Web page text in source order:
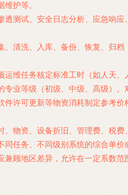
护等。
透测试、安全日志分析、应急响应
、清洗、入库、备份、恢复、归档
运维任务核定标准工时（如人天、
专业等级（初级、中级、高级）。
件许可更新等物资消耗制定参考价
、物资、设备折旧、管理费、税费
同任务、不同级别系统的综合单价
兼顾地区差异，允许在一定系数范